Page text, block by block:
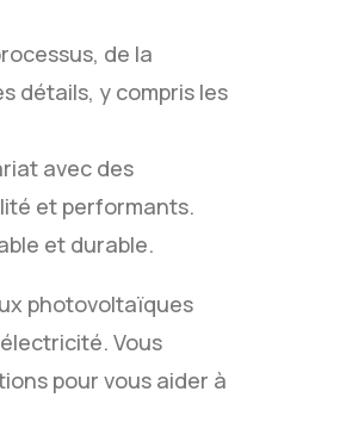
de la
détails, y compris les
avec des
et performants.
et durable.
photovoltaïques
Vous
pour vous aider à